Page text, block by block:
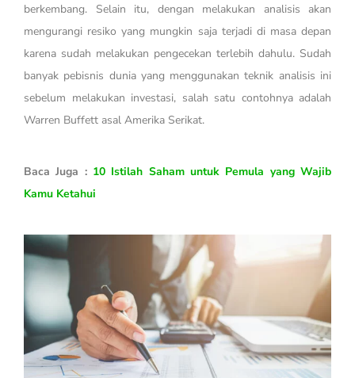
berkembang. Selain itu, dengan melakukan analisis akan
mengurangi resiko yang mungkin saja terjadi di masa depan
karena sudah melakukan pengecekan terlebih dahulu. Sudah
banyak pebisnis dunia yang menggunakan teknik analisis ini
sebelum melakukan investasi, salah satu contohnya adalah
Warren Buffett asal Amerika Serikat.
Baca Juga : 10 Istilah Saham untuk Pemula yang Wajib
Kamu Ketahui